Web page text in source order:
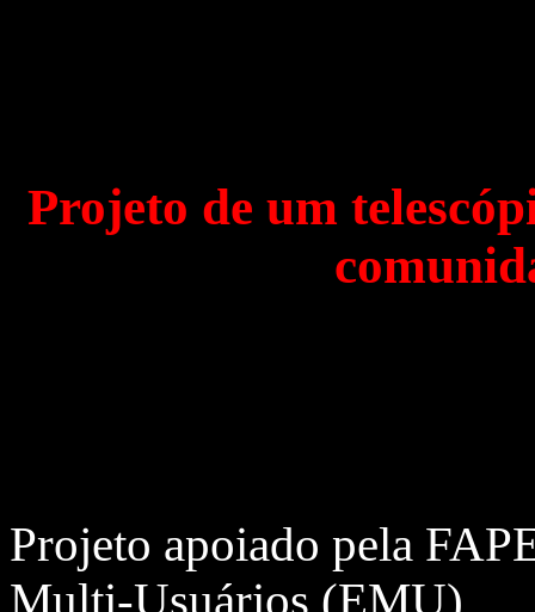
Projeto de um
Projeto apoiado pela
Multi-Usuários (EMU)